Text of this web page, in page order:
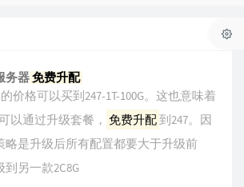
务器免费升配
价格可以买到247-1T-100G。这也意味着
以通过升级套餐， 免费升配到247。因
略是升级后所有配置都要大于升级前
另一款2C8G